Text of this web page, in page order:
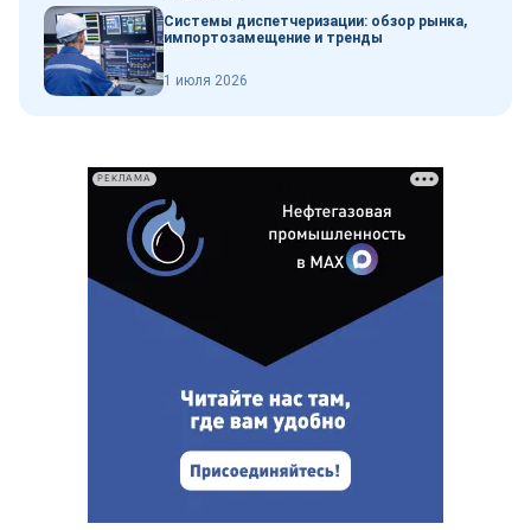
Системы диспетчеризации: обзор рынка,
импортозамещение и тренды
1 июля 2026
РЕКЛАМА